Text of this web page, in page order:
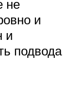
не
и
и
подвода